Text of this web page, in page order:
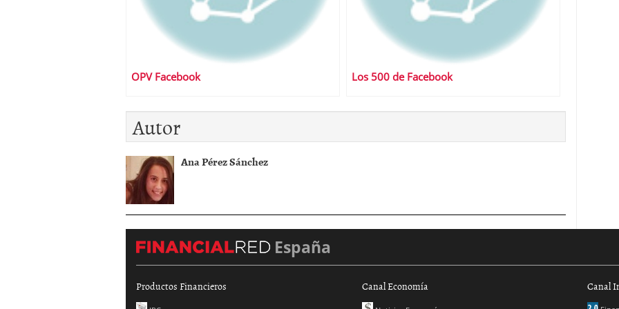
OPV Facebook Los 500 de Facebook
Autor
Ana Pérez Sánchez
España
Productos Financieros Canal Economía Canal